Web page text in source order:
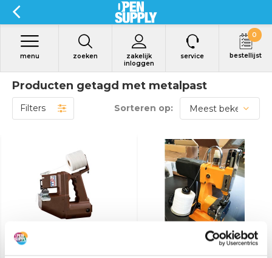
zoeken
zakelijk
inloggen
menu service bestellijst
0
Producten getagd met metalpast
Filters Sorteren op:
Bekijk product Bekijk product